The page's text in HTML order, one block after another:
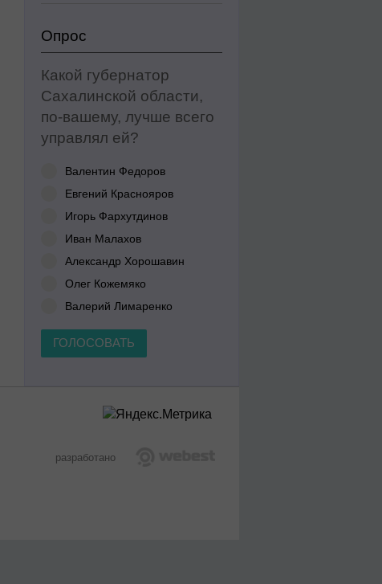
Опрос
Какой губернатор
Сахалинской области,
по-вашему, лучше всего
управлял ей?
Валентин Федоров
Евгений Краснояров
Игорь Фархутдинов
Иван Малахов
Александр Хорошавин
Олег Кожемяко
Валерий Лимаренко
ГОЛОСОВАТЬ
разработано